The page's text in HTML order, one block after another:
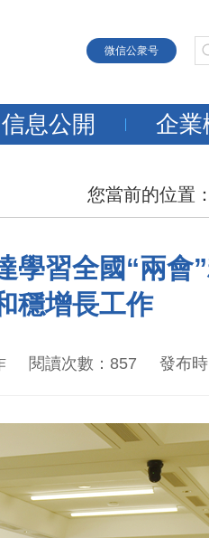
微信公衆号
信息公開 企業
您當前的位置：
學習全國“兩會
穩增長工作
閱讀次數：857 發布時